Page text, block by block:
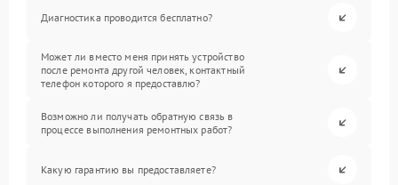
Диагностика проводится бесплатно?
Может ли вместо меня принять устройство
после ремонта другой человек, контактный
телефон которого я предоставлю?
Возможно ли получать обратную связь в
процессе выполнения ремонтных работ?
Какую гарантию вы предоставляете?